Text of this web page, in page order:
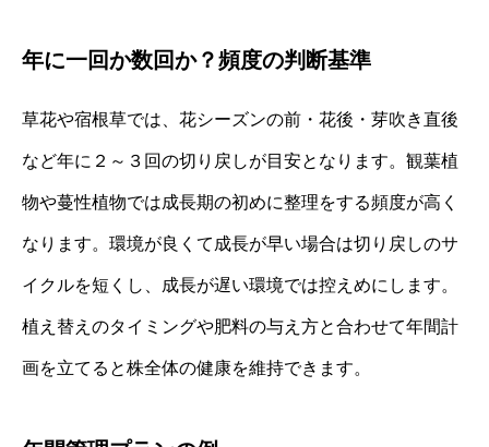
年に一回か数回か？頻度の判断基準
草花や宿根草では、花シーズンの前・花後・芽吹き直後
など年に２～３回の切り戻しが目安となります。観葉植
物や蔓性植物では成長期の初めに整理をする頻度が高く
なります。環境が良くて成長が早い場合は切り戻しのサ
イクルを短くし、成長が遅い環境では控えめにします。
植え替えのタイミングや肥料の与え方と合わせて年間計
画を立てると株全体の健康を維持できます。